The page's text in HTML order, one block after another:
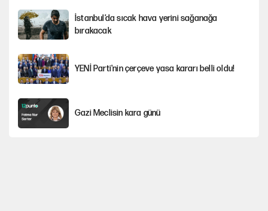
İstanbul’da sıcak hava yerini sağanağa
bırakacak
YENİ Parti'nin çerçeve yasa kararı belli oldu!
Gazi Meclisin kara günü